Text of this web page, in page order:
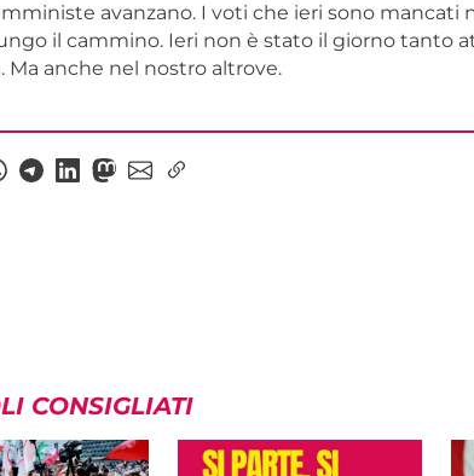
avanzano. I voti che ieri sono mancati
il cammino. Ieri non è stato il giorno tanto
Ma anche nel nostro altrove.
CONSIGLIATI